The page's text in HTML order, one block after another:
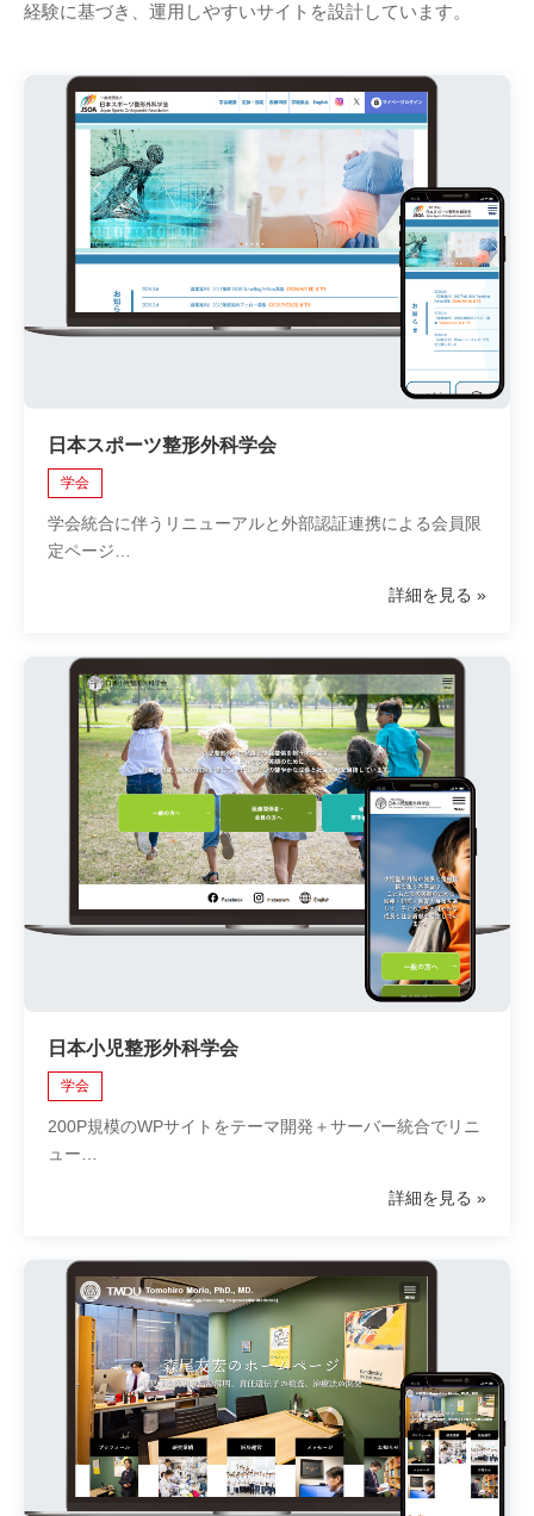
経験に基づき、運用しやすいサイトを設計しています。
日本スポーツ整形外科学会
学会
学会統合に伴うリニューアルと外部認証連携による会員限
定ページ…
詳細を見る
日本小児整形外科学会
学会
200P規模のWPサイトをテーマ開発＋サーバー統合でリニ
ュー…
詳細を見る